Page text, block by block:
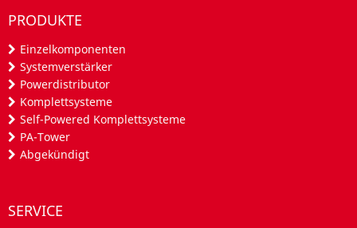
PRODUKTE
Einzelkomponenten
Systemverstärker
Powerdistributor
Komplettsysteme
Self-Powered Komplettsysteme
PA-Tower
Abgekündigt
SERVICE